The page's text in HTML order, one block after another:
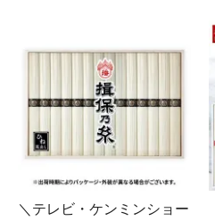
＼テレビ・ケンミンショー